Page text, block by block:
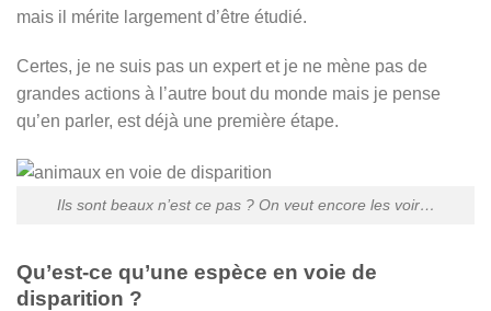
mais il mérite largement d’être étudié.
Certes, je ne suis pas un expert et je ne mène pas de
grandes actions à l’autre bout du monde mais je pense
qu’en parler, est déjà une première étape.
Ils sont beaux n’est ce pas ? On veut encore les voir…
Qu’est-ce qu’une espèce en voie de
disparition ?